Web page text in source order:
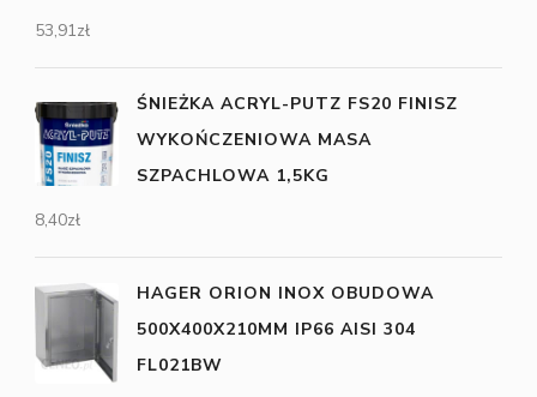
53,91zł
ŚNIEŻKA ACRYL-PUTZ FS20 FINISZ
WYKOŃCZENIOWA MASA
SZPACHLOWA 1,5KG
8,40zł
HAGER ORION INOX OBUDOWA
500X400X210MM IP66 AISI 304
FL021BW